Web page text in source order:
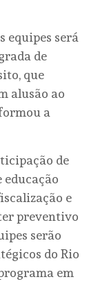
equipes será
de
que
alusão ao
a
de
educação
e
preventivo
serão
do Rio
em